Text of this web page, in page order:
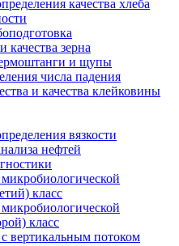
качества хлеба
зерна
и щупы
числа падения
и качества клейковины
вязкости
нефтей
класс
класс
вертикальным потоком